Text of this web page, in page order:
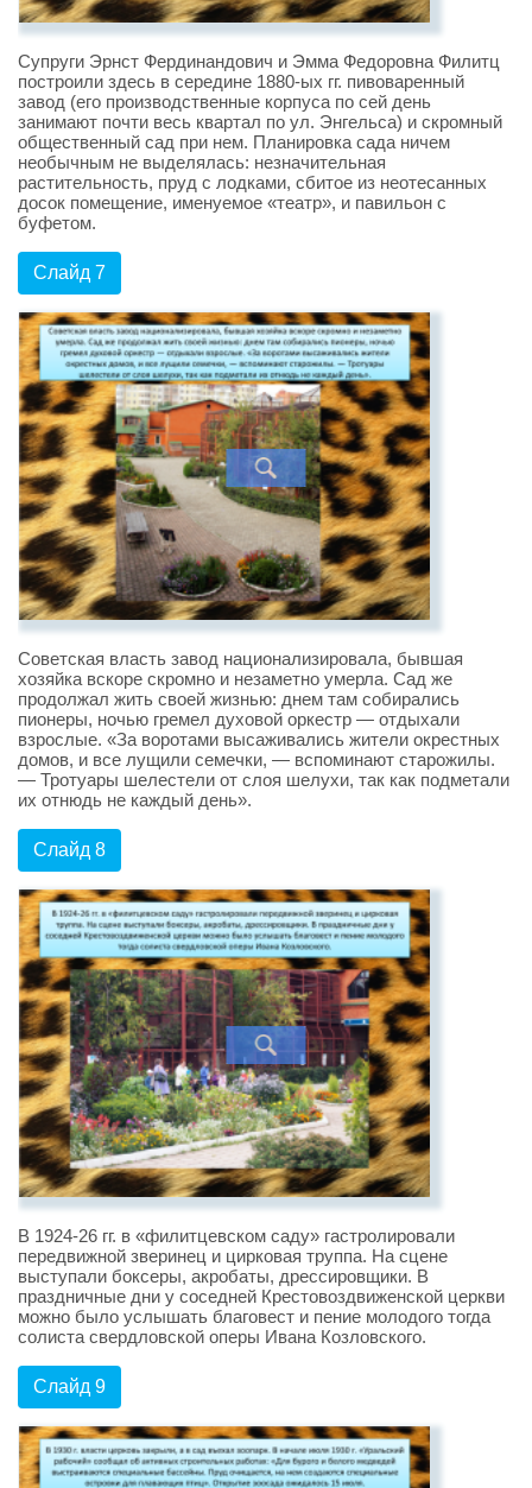
Супруги Эрнст Фердинандович и Эмма Федоровна Филитц
построили здесь в середине 1880-ых гг. пивоваренный
завод (его производственные корпуса по сей день
занимают почти весь квартал по ул. Энгельса) и скромный
общественный сад при нем. Планировка сада ничем
необычным не выделялась: незначительная
растительность, пруд с лодками, сбитое из неотесанных
досок помещение, именуемое «театр», и павильон с
буфетом.
Слайд 7
Советская власть завод национализировала, бывшая
хозяйка вскоре скромно и незаметно умерла. Сад же
продолжал жить своей жизнью: днем там собирались
пионеры, ночью гремел духовой оркестр — отдыхали
взрослые. «За воротами высаживались жители окрестных
домов, и все лущили семечки, — вспоминают старожилы.
— Тротуары шелестели от слоя шелухи, так как подметали
их отнюдь не каждый день».
Слайд 8
В 1924-26 гг. в «филитцевском саду» гастролировали
передвижной зверинец и цирковая труппа. На сцене
выступали боксеры, акробаты, дрессировщики. В
праздничные дни у соседней Крестовоздвиженской церкви
можно было услышать благовест и пение молодого тогда
солиста свердловской оперы Ивана Козловского.
Слайд 9